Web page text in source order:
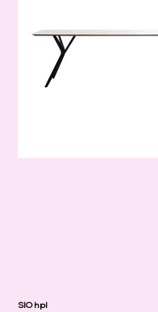
SIO hpl